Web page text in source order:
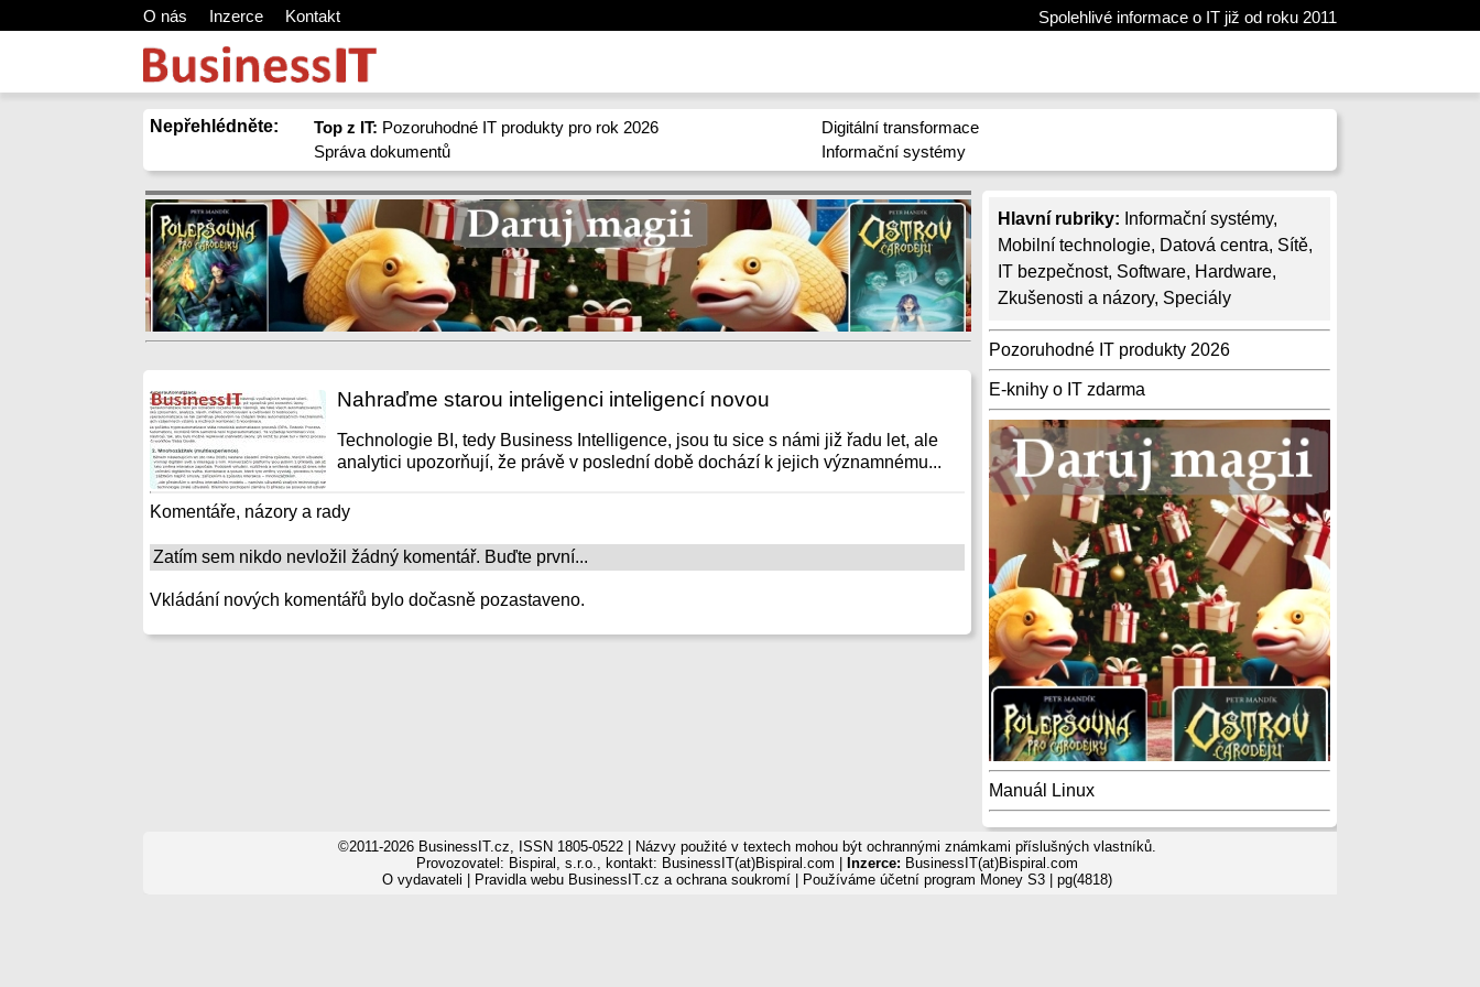
O nás Inzerce Kontakt Spolehlivé informace o IT již od roku 2011
Nepřehlédněte: Top z IT: Pozoruhodné IT produkty pro rok 2026
Správa dokumentů
Digitální transformace
Informační systémy
Hlavní rubriky: Informační systémy,
Mobilní technologie, Datová centra, Sítě,
IT bezpečnost, Software, Hardware,
Zkušenosti a názory, Speciály
Pozoruhodné IT produkty 2026
E-knihy o IT zdarma
Manuál Linux
Nahraďme starou inteligenci inteligencí novou
Technologie BI, tedy Business Intelligence, jsou tu sice s námi již řadu let, ale
analytici upozorňují, že právě v poslední době dochází k jejich významnému...
Komentáře, názory a rady
Zatím sem nikdo nevložil žádný komentář. Buďte první...
Vkládání nových komentářů bylo dočasně pozastaveno.
©2011-2026 BusinessIT.cz, ISSN 1805-0522 | Názvy použité v textech mohou být ochrannými známkami příslušných vlastníků.
Provozovatel: Bispiral, s.r.o., kontakt: BusinessIT(at)Bispiral.com |
Inzerce: BusinessIT(at)Bispiral.com
O vydavateli
Pravidla webu BusinessIT.cz a ochrana soukromí| Používáme účetní program Money S3| pg(4818)